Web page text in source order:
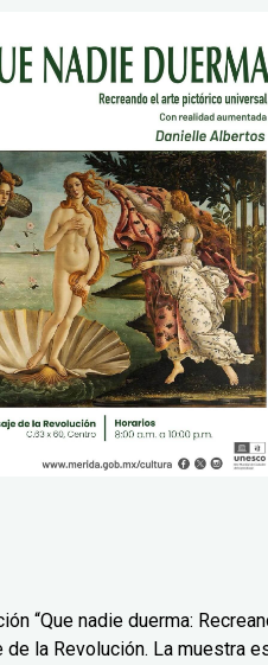
“Que nadie duerma:
la Revolución. La muestra